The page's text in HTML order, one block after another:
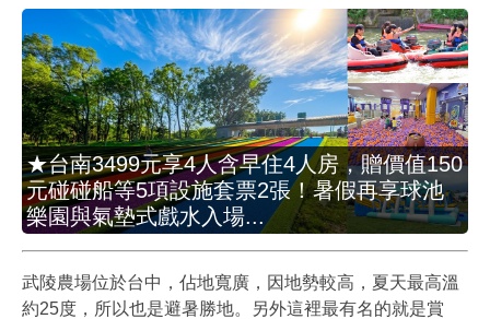
★台南3499元享4人含早住4人房，贈價值150
元碰碰船等5項設施套票2張！暑假再享球池
樂園與氣墊式戲水入場...
武陵農場位於台中，佔地寬廣，因地勢較高，夏天最高溫
約25度，所以也是避暑勝地。另外這裡最有名的就是賞